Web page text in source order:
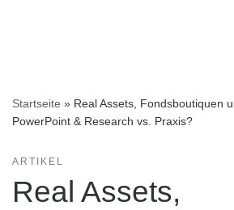
Startseite » Real Assets, Fondsboutiquen
PowerPoint & Research vs. Praxis?
ARTIKEL
Real Assets,